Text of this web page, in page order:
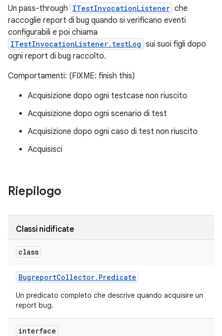
Un pass-through ITestInvocationListener che
raccoglie report di bug quando si verificano eventi
configurabili e poi chiama
ITestInvocationListener.testLog sui suoi figli dopo
ogni report di bug raccolto.
Comportamenti: (FIXME: finish this)
Acquisizione dopo ogni testcase non riuscito
Acquisizione dopo ogni scenario di test
Acquisizione dopo ogni caso di test non riuscito
Acquisisci
Riepilogo
Classi nidificate
class
BugreportCollector. Predicate
Un predicato completo che descrive quando acquisire un
report bug.
interface